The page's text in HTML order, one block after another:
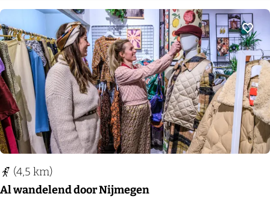
H
e
t
G
e
h
e
i
m
v
a
o
i
j
p
o
l
d
e
Al wandelend door Nijmegen
(4,5 km)